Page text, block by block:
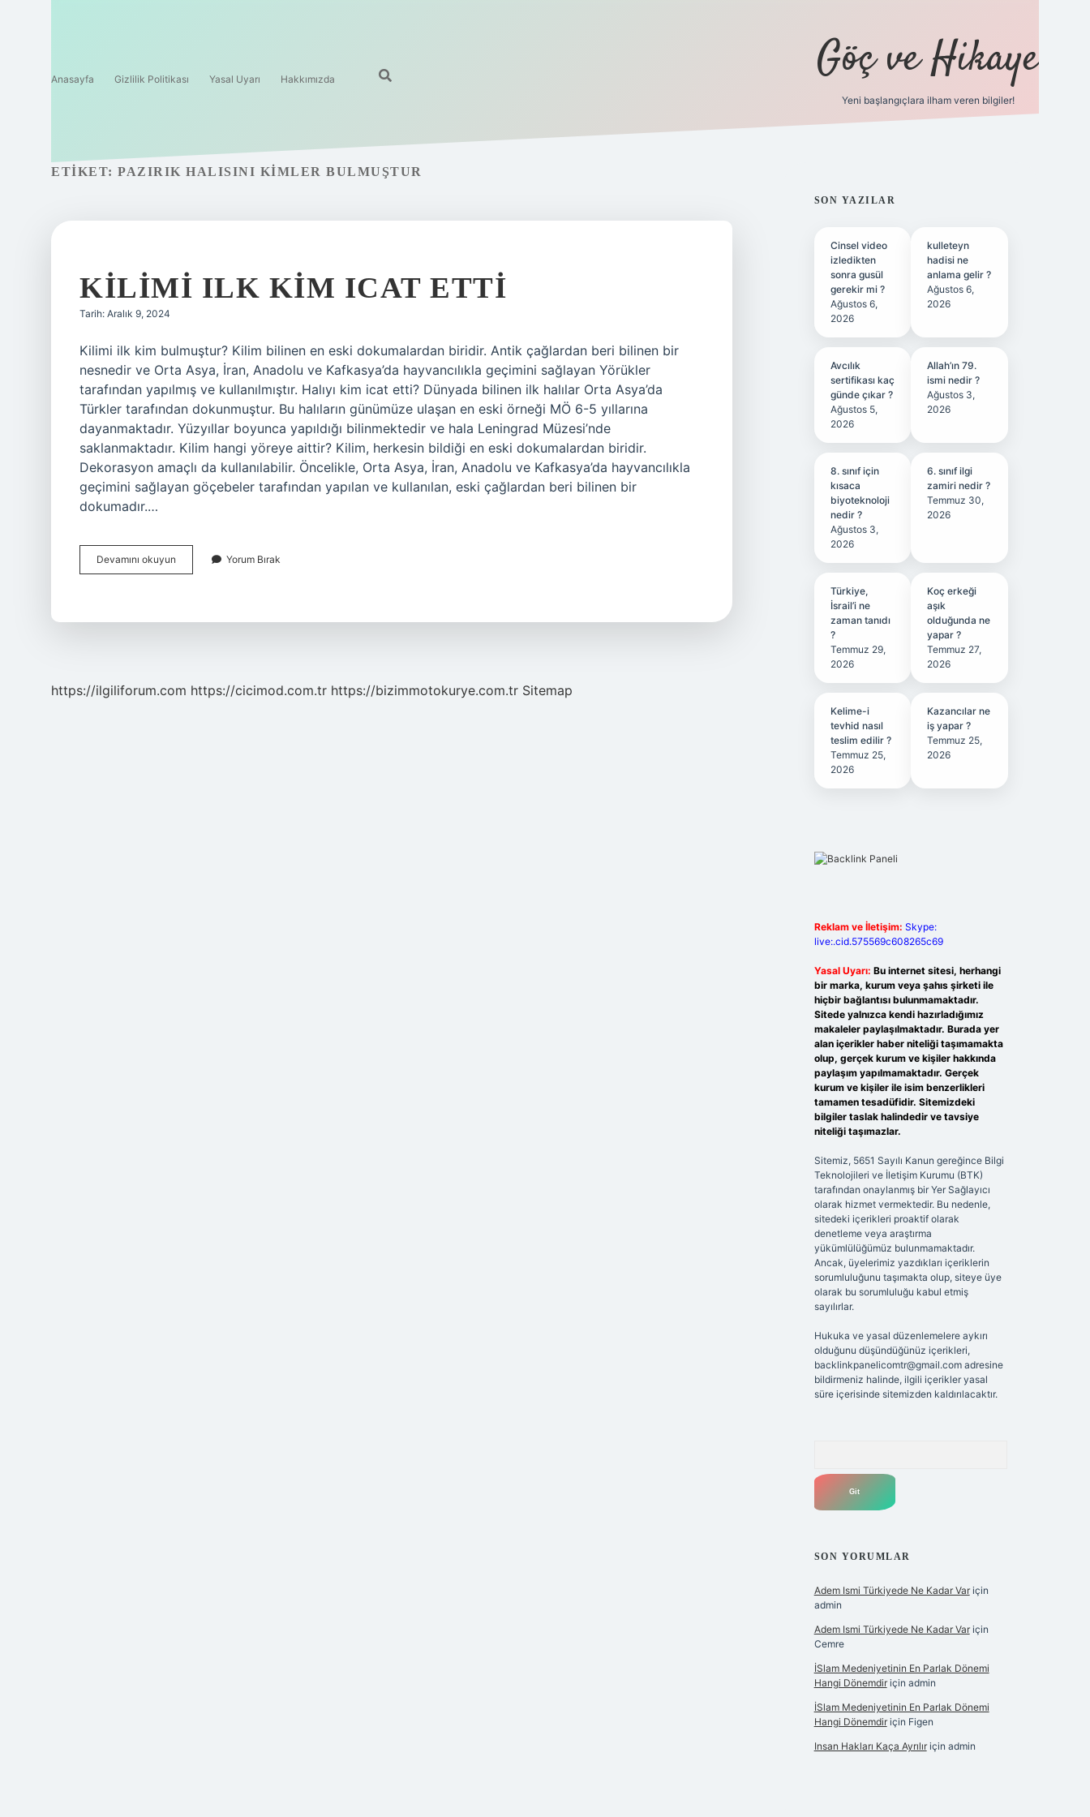
Anasayfa Gizlilik Politikası Yasal Uyarı Hakkımızda Göç ve Hikaye
Yeni başlangıçlara ilham veren bilgiler!
ETIKET: PAZIRIK HALISINI KIMLER BULMUŞTUR
KILIMI ILK KIM ICAT ETTI
Tarih: Aralık 9, 2024
Kilimi ilk kim bulmuştur? Kilim bilinen en eski dokumalardan biridir. Antik çağlardan beri bilinen bir
nesnedir ve Orta Asya, İran, Anadolu ve Kafkasya’da hayvancılıkla geçimini sağlayan Yörükler
tarafından yapılmış ve kullanılmıştır. Halıyı kim icat etti? Dünyada bilinen ilk halılar Orta Asya’da
Türkler tarafından dokunmuştur. Bu halıların günümüze ulaşan en eski örneği MÖ 6-5 yıllarına
dayanmaktadır. Yüzyıllar boyunca yapıldığı bilinmektedir ve hala Leningrad Müzesi’nde
saklanmaktadır. Kilim hangi yöreye aittir? Kilim, herkesin bildiği en eski dokumalardan biridir.
Dekorasyon amaçlı da kullanılabilir. Öncelikle, Orta Asya, İran, Anadolu ve Kafkasya’da hayvancılıkla
geçimini sağlayan göçebeler tarafından yapılan ve kullanılan, eski çağlardan beri bilinen bir
dokumadır.…
Devamını okuyun
Ilk
Yorum Bırak
https://ilgiliforum.com https://cicimod.com.tr https://bizimmotokurye.com.tr Sitemap
SIDEBAR
SON YAZILAR
Cinsel video
izledikten
sonra gusül
gerekir mi ?
Ağustos 6,
2026
kulleteyn
hadisi ne
anlama gelir ?
Ağustos 6,
2026
Avcılık
sertifikası kaç
günde çıkar ?
Ağustos 5,
2026
Allah’ın 79.
ismi nedir ?
Ağustos 3,
2026
8. sınıf için
kısaca
biyoteknoloji
nedir ?
Ağustos 3,
2026
6. sınıf ilgi
zamiri nedir ?
Temmuz 30,
2026
Türkiye,
İsrail’i ne
zaman tanıdı
?
Temmuz 29,
2026
Koç erkeği
aşık
olduğunda ne
yapar ?
Temmuz 27,
2026
Kelime-i
tevhid nasıl
teslim edilir ?
Temmuz 25,
2026
Kazancılar ne
iş yapar ?
Temmuz 25,
2026
Reklam ve İletişim: Skype:
live:.cid.575569c608265c69
Yasal Uyarı: Bu internet sitesi, herhangi
bir marka, kurum veya şahıs şirketi ile
hiçbir bağlantısı bulunmamaktadır.
Sitede yalnızca kendi hazırladığımız
makaleler paylaşılmaktadır. Burada yer
alan içerikler haber niteliği taşımamakta
olup, gerçek kurum ve kişiler hakkında
paylaşım yapılmamaktadır. Gerçek
kurum ve kişiler ile isim benzerlikleri
tamamen tesadüfidir. Sitemizdeki
bilgiler taslak halindedir ve tavsiye
niteliği taşımazlar.
Sitemiz, 5651 Sayılı Kanun gereğince Bilgi
Teknolojileri ve İletişim Kurumu (BTK)
tarafından onaylanmış bir Yer Sağlayıcı
olarak hizmet vermektedir. Bu nedenle,
sitedeki içerikleri proaktif olarak
denetleme veya araştırma
yükümlülüğümüz bulunmamaktadır.
Ancak, üyelerimiz yazdıkları içeriklerin
sorumluluğunu taşımakta olup, siteye üye
olarak bu sorumluluğu kabul etmiş
sayılırlar.
Hukuka ve yasal düzenlemelere aykırı
olduğunu düşündüğünüz içerikleri,
backlinkpanelicomtr@gmail.comadresine
bildirmeniz halinde, ilgili içerikler yasal
süre içerisinde sitemizden kaldırılacaktır.
SON YORUMLAR
Adem Ismi Türkiyede Ne Kadar Variçin
admin
Adem Ismi Türkiyede Ne Kadar Variçin
Cemre
İSlam Medeniyetinin En Parlak Dönemi
Hangi Dönemdiriçin admin
İSlam Medeniyetinin En Parlak Dönemi
Hangi Dönemdiriçin Figen
Insan Hakları Kaça Ayrılıriçin admin